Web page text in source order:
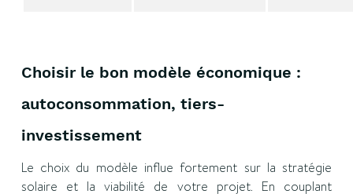
Choisir le bon modèle économique :
autoconsommation, tiers-
investissement
Le choix du modèle influe fortement sur la stratégie
solaire et la viabilité de votre projet. En couplant